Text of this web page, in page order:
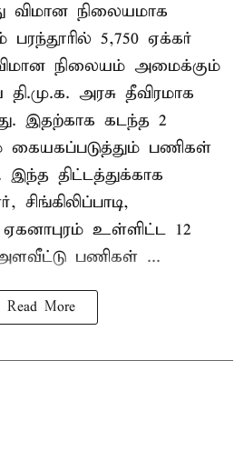
விமான நிலையமாக
பரந்தூரில் 5,750 ஏக்கர்
நிலையம் அமைக்கும்
அரசு தீவிரமாக
இதற்காக கடந்த 2
பணிகள்
திட்டத்துக்காக
உள்ளிட்ட 12
பணிகள் ...
Read More